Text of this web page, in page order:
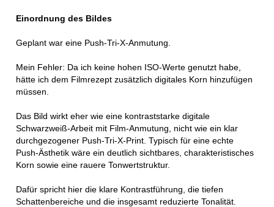
Einordnung des Bildes
Geplant war eine Push-Tri-X-Anmutung.
Mein Fehler: Da ich keine hohen ISO-Werte genutzt habe,
hätte ich dem Filmrezept zusätzlich digitales Korn hinzufügen
müssen.
Das Bild wirkt eher wie eine kontraststarke digitale
Schwarzweiß-Arbeit mit Film-Anmutung, nicht wie ein klar
durchgezogener Push-Tri-X-Print. Typisch für eine echte
Push-Ästhetik wäre ein deutlich sichtbares, charakteristisches
Korn sowie eine rauere Tonwertstruktur.
Dafür spricht hier die klare Kontrastführung, die tiefen
Schattenbereiche und die insgesamt reduzierte Tonalität.